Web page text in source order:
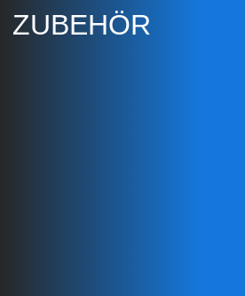
ZUBEHÖR